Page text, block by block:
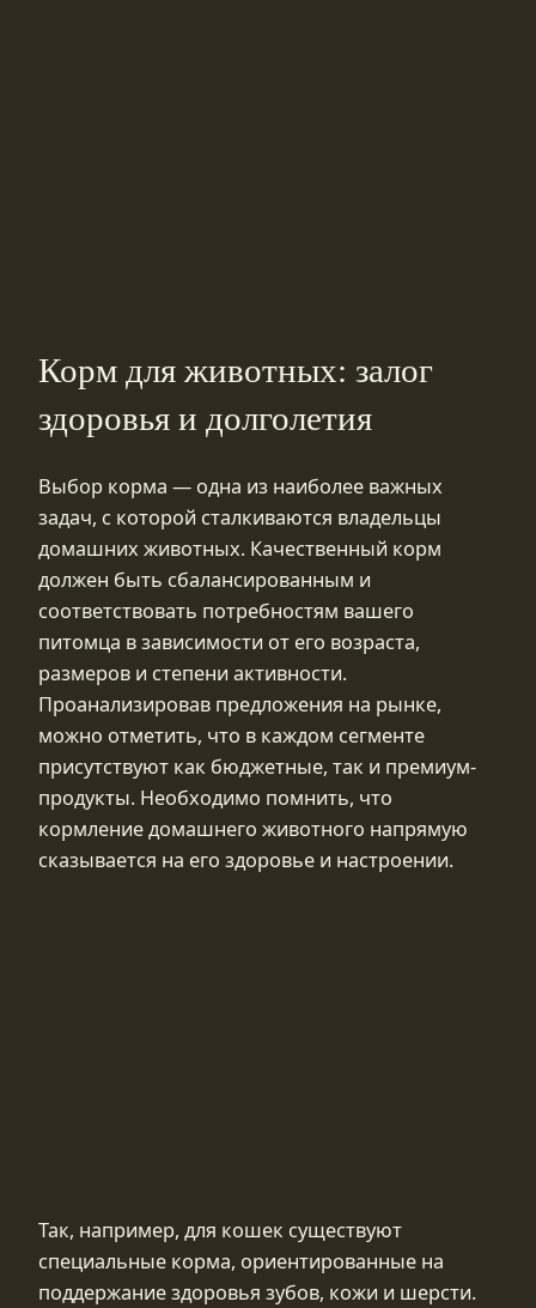
Корм для животных: залог
здоровья и долголетия
Выбор корма — одна из наиболее важных
задач, с которой сталкиваются владельцы
домашних животных. Качественный корм
должен быть сбалансированным и
соответствовать потребностям вашего
питомца в зависимости от его возраста,
размеров и степени активности.
Проанализировав предложения на рынке,
можно отметить, что в каждом сегменте
присутствуют как бюджетные, так и премиум-
продукты. Необходимо помнить, что
кормление домашнего животного напрямую
сказывается на его здоровье и настроении.
Так, например, для кошек существуют
специальные корма, ориентированные на
поддержание здоровья зубов, кожи и шерсти.